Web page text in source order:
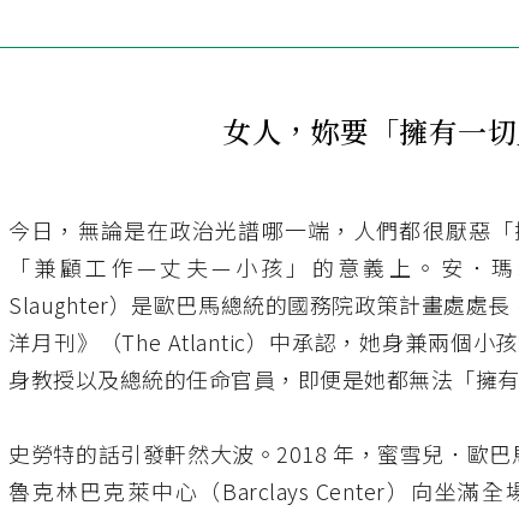
女人，妳要「擁有一切
今日，無論是在政治光譜哪一端，人們都很厭惡
「兼顧工作—丈夫—小孩」的意義上。安．瑪
Slaughter）是歐巴馬總統的國務院政策計畫處處
洋月刊》（The Atlantic）中承認，她身兼兩個小
身教授以及總統的任命官員，即便是她都無法「擁
史勞特的話引發軒然大波。2018 年，蜜雪兒．歐
魯克林巴克萊中心（Barclays Center）向坐滿全